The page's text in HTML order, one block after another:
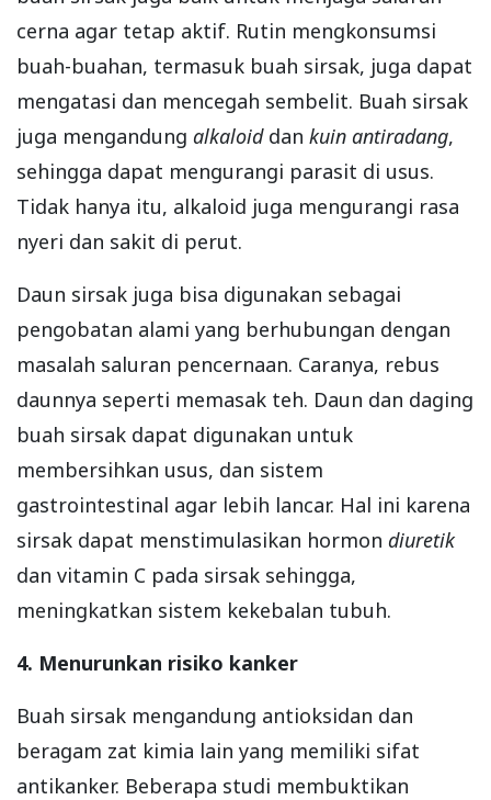
cerna agar tetap aktif. Rutin mengkonsumsi
buah-buahan, termasuk buah sirsak, juga dapat
mengatasi dan mencegah sembelit. Buah sirsak
juga mengandung alkaloiddan kuin antiradang,
sehingga dapat mengurangi parasit di usus.
Tidak hanya itu, alkaloid juga mengurangi rasa
nyeri dan sakit di perut.
Daun sirsak juga bisa digunakan sebagai
pengobatan alami yang berhubungan dengan
masalah saluran pencernaan. Caranya, rebus
daunnya seperti memasak teh. Daun dan daging
buah sirsak dapat digunakan untuk
membersihkan usus, dan sistem
gastrointestinal agar lebih lancar. Hal ini karena
sirsak dapat menstimulasikan hormon diuretik
dan vitamin C pada sirsak sehingga,
meningkatkan sistem kekebalan tubuh.
4. Menurunkan risiko kanker
Buah sirsak mengandung antioksidan dan
beragam zat kimia lain yang memiliki sifat
antikanker. Beberapa studi membuktikan